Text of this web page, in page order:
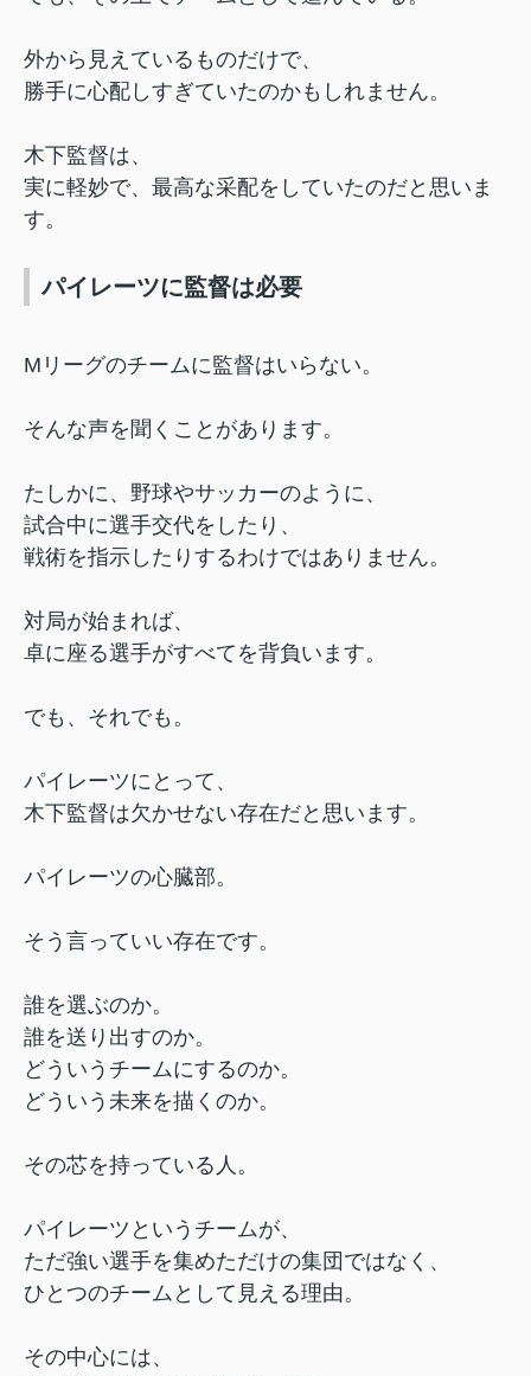
外から見えているものだけで、
勝手に心配しすぎていたのかもしれません。
木下監督は、
実に軽妙で、最高な采配をしていたのだと思いま
す。
パイレーツに監督は必要
Mリーグのチームに監督はいらない。
そんな声を聞くことがあります。
たしかに、野球やサッカーのように、
試合中に選手交代をしたり、
戦術を指示したりするわけではありません。
対局が始まれば、
卓に座る選手がすべてを背負います。
でも、それでも。
パイレーツにとって、
木下監督は欠かせない存在だと思います。
パイレーツの心臓部。
そう言っていい存在です。
誰を選ぶのか。
誰を送り出すのか。
どういうチームにするのか。
どういう未来を描くのか。
その芯を持っている人。
パイレーツというチームが、
ただ強い選手を集めただけの集団ではなく、
ひとつのチームとして見える理由。
その中心には、